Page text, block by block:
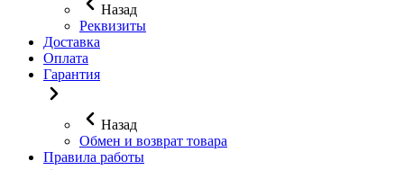
Назад
Реквизиты
Доставка
Оплата
Гарантия
Назад
Обмен и возврат товара
Правила работы